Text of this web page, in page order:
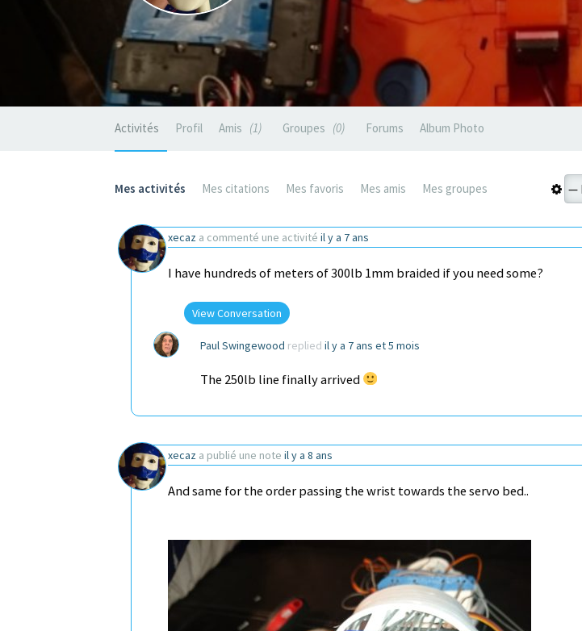
Activités Profil Amis 1 Groupes 0 Forums Album Photo
Mes activités Mes citations Mes favoris Mes amis Mes groupes
xecaz a commenté une activité il y a 7 ans
I have hundreds of meters of 300lb 1mm braided if you need some?
View Conversation
Paul Swingewood replied il y a 7 ans et 5 mois
The 250lb line finally arrived
xecaz a publié une note il y a 8 ans
And same for the order passing the wrist towards the servo bed..